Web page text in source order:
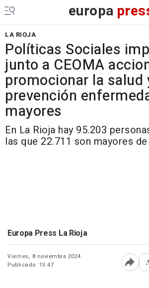
europa
LA RIOJA
Políticas Sociales
junto a CEOMA
promocionar la salud
prevención
mayores
En La Rioja hay 95.203
las que 22.711 son mayores
Europa Press La Rioja
Viernes, 8 noviembre 2024
Publicado: 13:47